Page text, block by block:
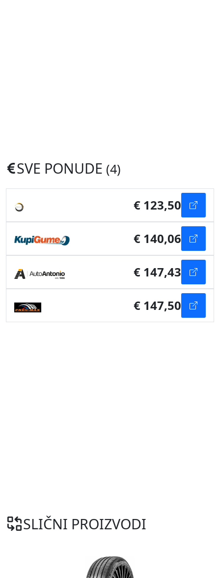
SVE PONUDE (4)
€ 123,50
€ 140,06
€ 147,43
€ 147,50
SLIČNI PROIZVODI